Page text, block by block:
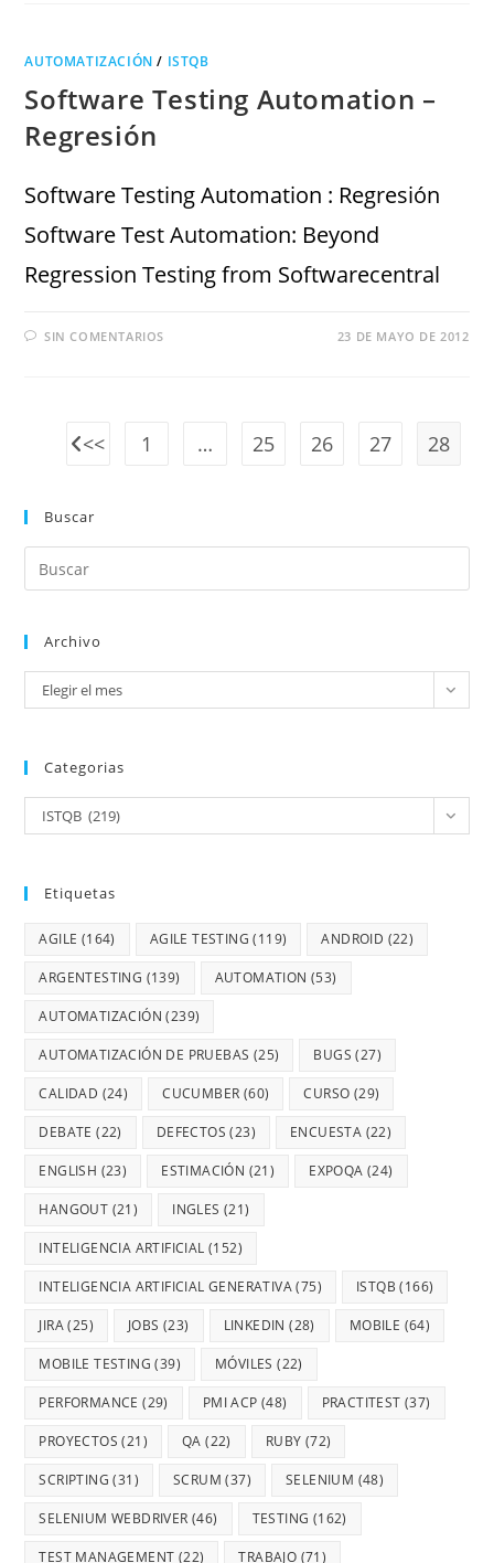
AUTOMATIZACIÓN / ISTQB
Software Testing Automation –
Regresión
Software Testing Automation : Regresión
Software Test Automation: Beyond
Regression Testing from Softwarecentral
SIN COMENTARIOS 23 DE MAYO DE 2012
1 … 25 26 27 28
Buscar
Archivo
Elegir el mes
Categorias
ISTQB (219)
Etiquetas
AGILE (164) AGILE TESTING (119) ANDROID (22)
ARGENTESTING (139) AUTOMATION (53)
AUTOMATIZACIÓN (239)
AUTOMATIZACIÓN DE PRUEBAS (25) BUGS (27)
CALIDAD (24) CUCUMBER (60) CURSO (29)
DEBATE (22) DEFECTOS (23) ENCUESTA (22)
ENGLISH (23) ESTIMACIÓN (21) EXPOQA (24)
HANGOUT (21) INGLES (21)
INTELIGENCIA ARTIFICIAL (152)
INTELIGENCIA ARTIFICIAL GENERATIVA(75) ISTQB (166)
JIRA(25) JOBS (23) LINKEDIN (28) MOBILE (64)
MOBILE TESTING (39) MÓVILES (22)
PERFORMANCE (29) PMI ACP (48) PRACTITEST (37)
PROYECTOS (21) QA (22) RUBY (72)
SCRIPTING (31) SCRUM (37) SELENIUM (48)
SELENIUM WEBDRIVER (46) TESTING (162)
TEST MANAGEMENT (22) TRABAJO (71)